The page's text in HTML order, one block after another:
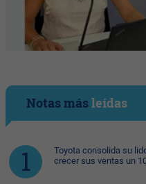
Notas másleídas
Toyota consolida su
crecer sus ventas un